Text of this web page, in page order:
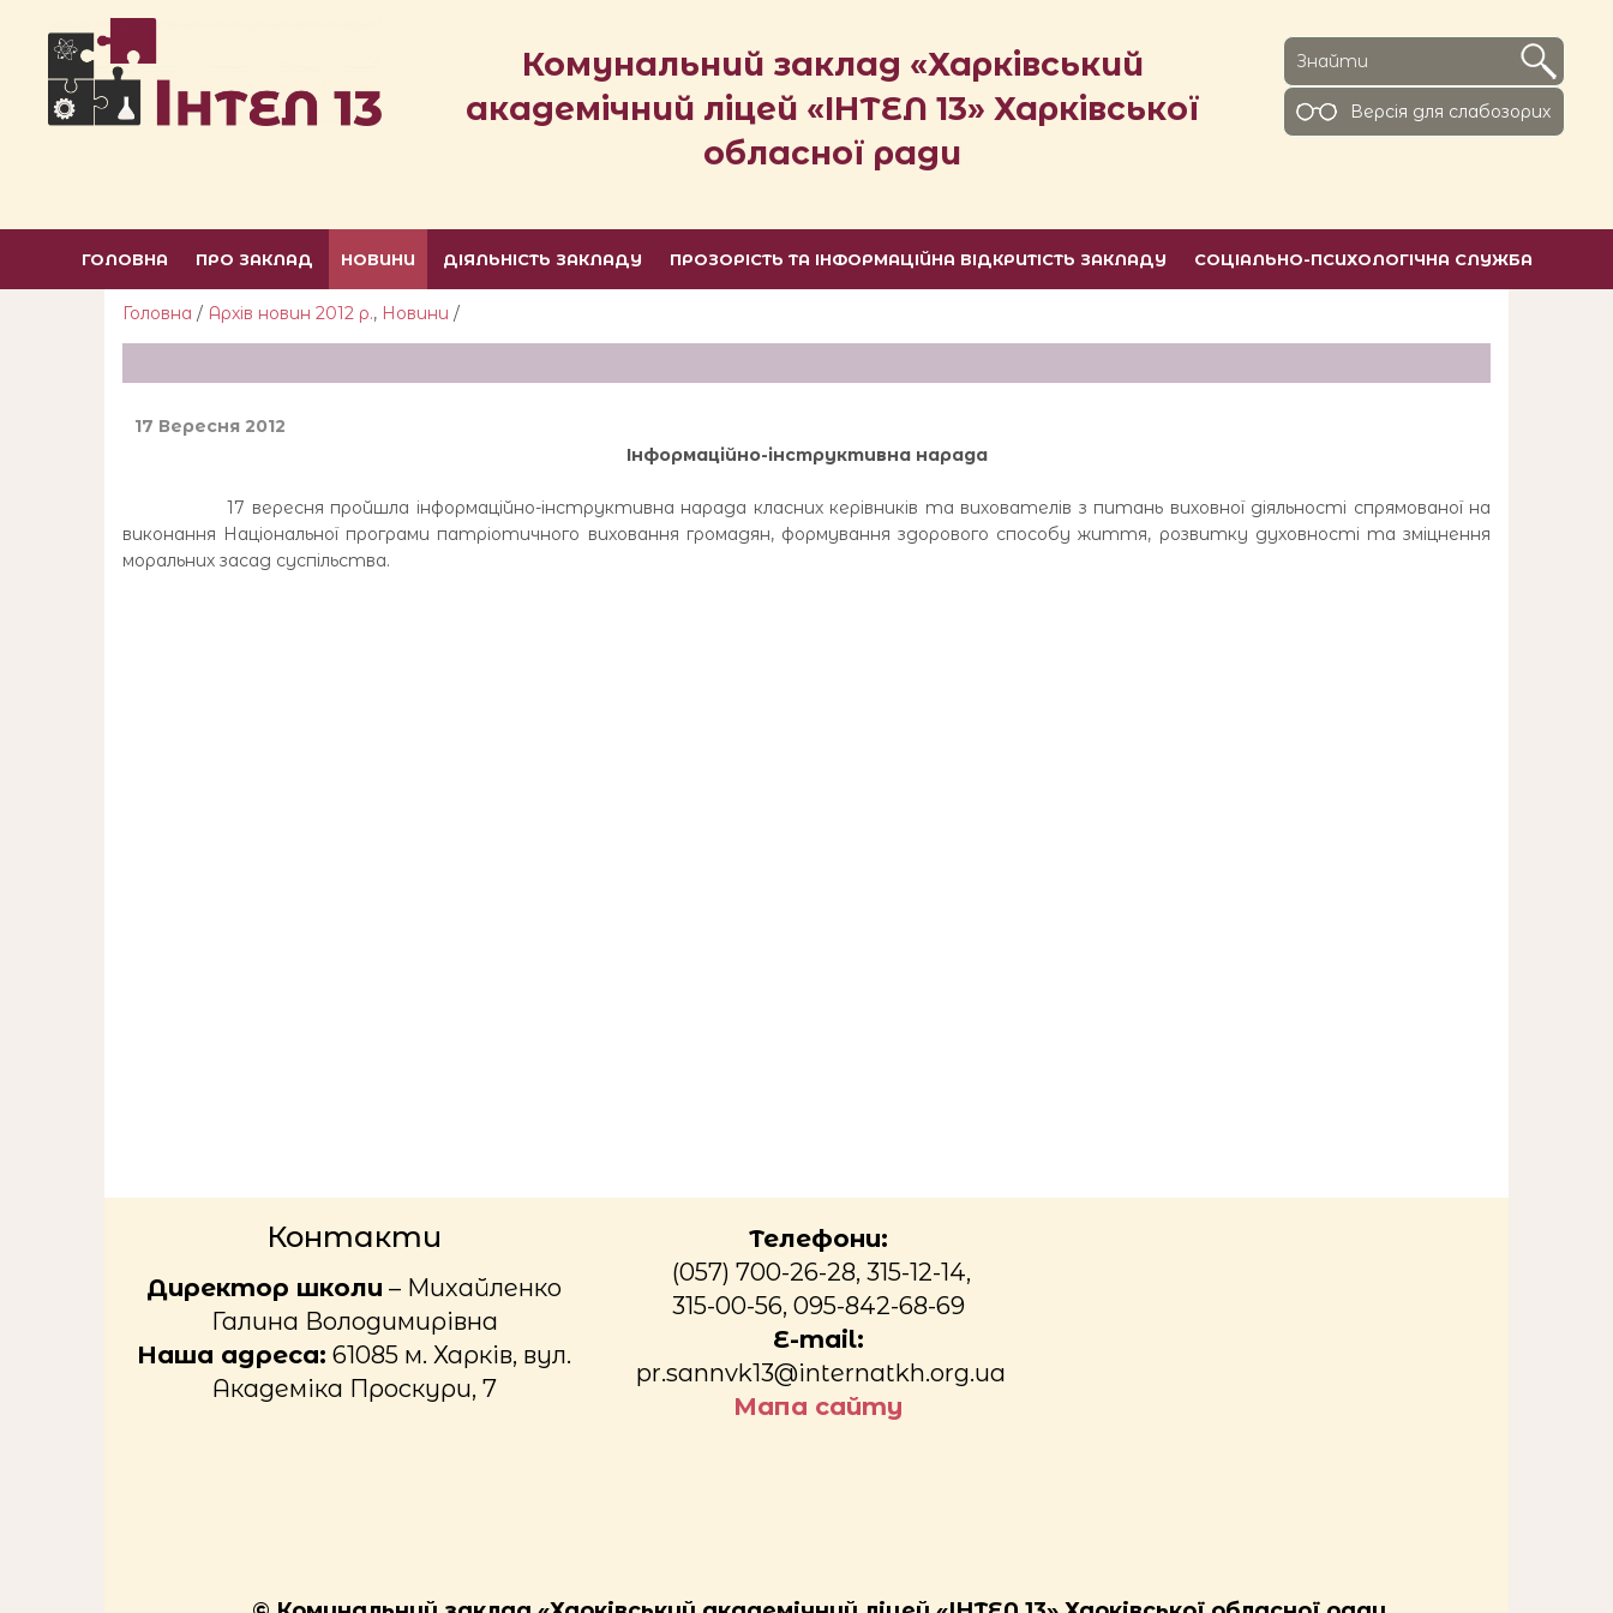
Комунальний заклад «Харківський
академічний ліцей «ІНТЕЛ 13» Харківської
обласної ради
Версiя для слабозорих
ГОЛОВНА ПРО ЗАКЛАД НОВИНИ ДІЯЛЬНІСТЬ ЗАКЛАДУ ПРОЗОРІСТЬ ТА ІНФОРМАЦІЙНА ВІДКРИТІСТЬ ЗАКЛАДУ СОЦІАЛЬНО-ПСИХОЛОГІЧНА СЛУЖБА
Головна / Архів новин 2012 р., Новини /
17 Вересня 2012
Інформаційно-інструктивна нарада
17 вересня пройшла інформаційно-інструктивна нарада класних керівників та вихователів з питань виховної діяльності спрямованої на
виконання Національної програми патріотичного виховання громадян, формування здорового способу життя, розвитку духовності та зміцнення
моральних засад суспільства.
Контакти
Директор школи – Михайленко
Галина Володимирівна
Наша адреса: 61085 м. Харків, вул.
Академіка Проскури, 7
Телефони:
(057) 700-26-28, 315-12-14,
315-00-56, 095-842-68-69
E-mail:
pr.sannvk13@internatkh.org.ua
Мапа сайту